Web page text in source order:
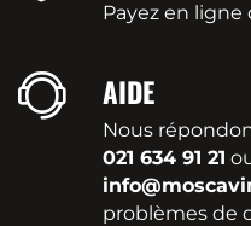
Payez en
AIDE
Nous
021 634 91 21
problèmes de